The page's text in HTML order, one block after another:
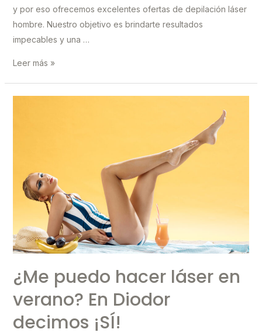
y por eso ofrecemos excelentes ofertas de depilación láser
hombre. Nuestro objetivo es brindarte resultados
impecables y una …
¡Los
para
hombre
Diodor
Leer más »
¿Me puedo hacer láser en
verano? En Diodor
decimos ¡SÍ!